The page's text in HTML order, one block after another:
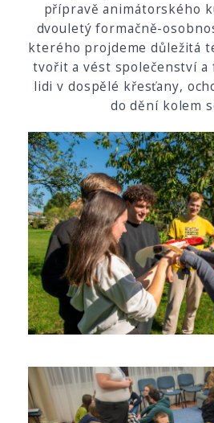
přípravě animátorského
dvouletý formačně-
kterého projdeme důležitá
tvořit a vést společenství a
lidi v dospělé křesťany,
do dění kolem